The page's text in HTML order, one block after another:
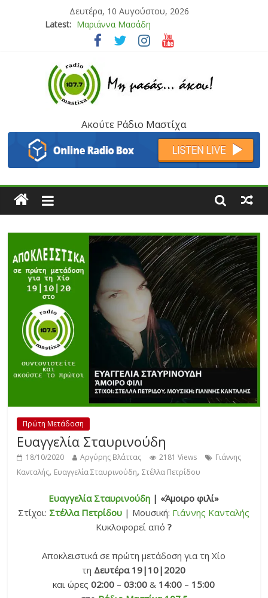
Δευτέρα, 10 Αυγούστου, 2026
Latest: Μαριάννα Μασάδη
Τάνια Μπρεάζου
Μάνος Τρυπιάς & Γιώργος Στρατάκης
Ιορδάνης Αγαπητός
Ακούτε Ράδιο Μαστίχα
Πρώτη Μετάδοση
Ευαγγελία Σταυρινούδη
18/10/2020 Αργύρης Βλάττας 2181 Views
Γιάννης
Κανταλής, Ευαγγελία Σταυρινούδη,Στέλλα Πετρίδου
Ευαγγελία Σταυρινούδη | «Άμοιρο φιλί»
Στίχοι: Στέλλα Πετρίδου | Μουσική: Γιάννης Κανταλής
Κυκλοφορεί από?
Αποκλειστικά σε πρώτη μετάδοση για τη Χίο
τη Δευτέρα 19|10|2020
και ώρες02:00 – 03:00 & 14:00 – 15:00